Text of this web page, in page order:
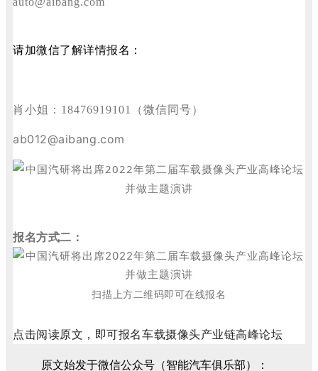
请加微信了解详情报名：
肖 小姐：18476919101 （微信同号）
ab012@aibang.com
报名方式二：
扫描上方二维码即可在线报名
点击阅读原文，即可报名车载摄像头产业链高峰论坛
原文始发于微信公众号（智能汽车俱乐部）：